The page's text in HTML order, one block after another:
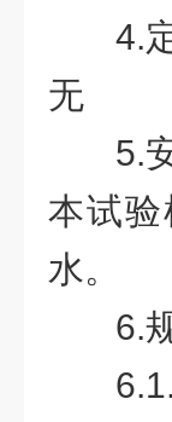
4.
无
5.
本试
水。
6.
6.1.